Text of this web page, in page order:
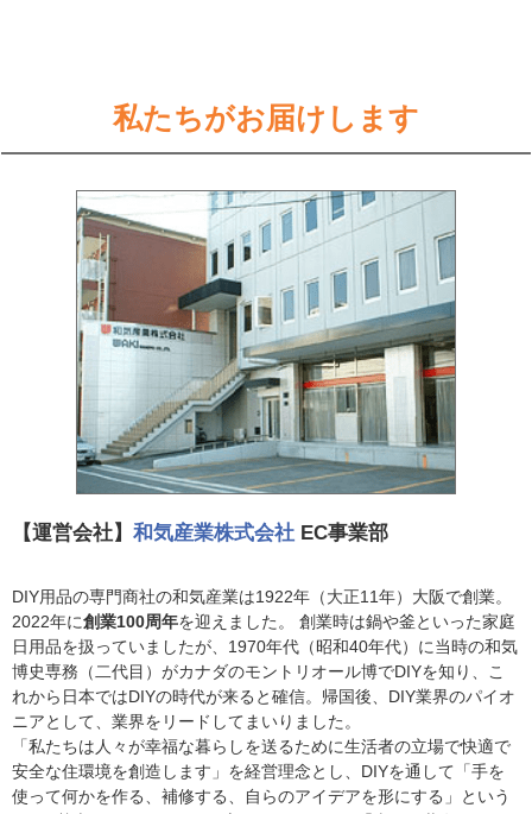
私たちがお届けします
【運営会社】 和気産業株式会社 EC事業部
DIY用品の専門商社の和気産業は1922年（大正11年）大阪で創業。
2022年に創業100周年を迎えました。 創業時は鍋や釜といった家庭
日用品を扱っていましたが、1970年代（昭和40年代）に当時の和気
博史専務（二代目）がカナダのモントリオール博でDIYを知り、こ
れから日本ではDIYの時代が来ると確信。帰国後、DIY業界のパイオ
ニアとして、業界をリードしてまいりました。
「私たちは人々が幸福な暮らしを送るために生活者の立場で快適で
安全な住環境を創造します」を経営理念とし、DIYを通して「手を
使って何かを作る、補修する、自らのアイデアを形にする」という